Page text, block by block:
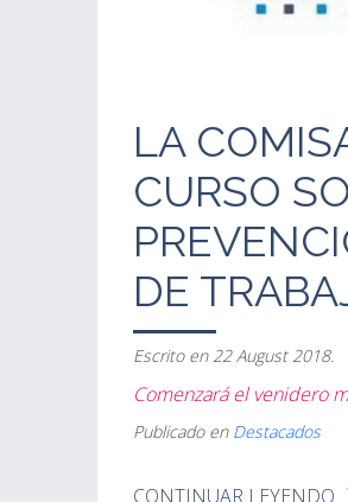
LA
CURSO
DE
Escrito en 22 August 2018.
Comenzará el venidero
Publicado en Destacados
CONTINUAR LEYENDO